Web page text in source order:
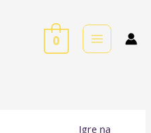
0
Igre na